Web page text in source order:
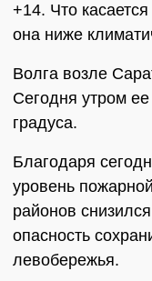
+14. Что
она ниже
Волга возле
Сегодня утром
градуса.
Благодаря
уровень
районов
опасность
левобережья.